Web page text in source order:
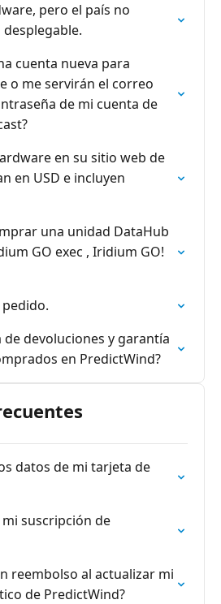
pero el país no
cuenta nueva para
o me servirán el correo
de mi cuenta de
en su sitio web de
en USD e incluyen
una unidad DataHub
GO exec , Iridium GO!
de devoluciones y garantía
en PredictWind?
datos de mi tarjeta de
suscripción de
reembolso al actualizar mi
de PredictWind?